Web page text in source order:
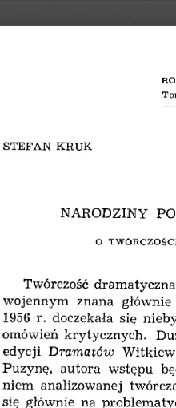
R
T
STEFAN  KRUK
NARODZINY
O  T W Ó R C Z O
Twórczość
wojennym  znana
1956  r.  doczekała  się
omówień  krytycznych.
edycji  Dramatów
Puzynę,  autora  wstępu
niem  analizowanej
się  głównie  na